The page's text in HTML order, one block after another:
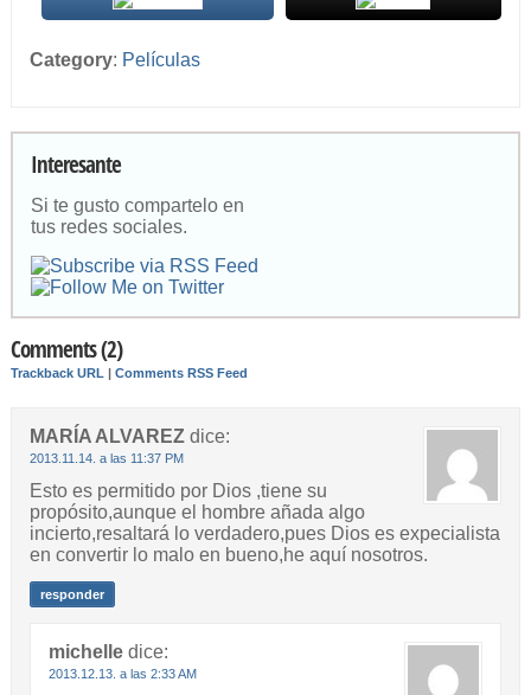
Category: Películas
Interesante
Si te gusto compartelo en
tus redes sociales.
Comments (2)
Trackback URL | Comments RSS Feed
MARÍA ALVAREZ dice:
2013.11.14. a las 11:37 PM
Esto es permitido por Dios ,tiene su
propósito,aunque el hombre añada algo
incierto,resaltará lo verdadero,pues Dios es expecialista
en convertir lo malo en bueno,he aquí nosotros.
responder
michelle dice:
2013.12.13. a las 2:33 AM